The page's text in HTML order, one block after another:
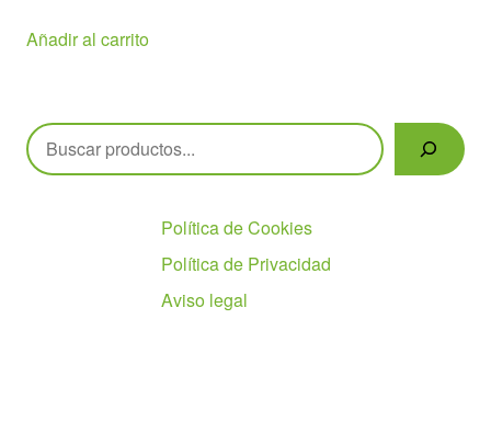
Añadir al carrito
Buscar
Política de Cookies
Política de Privacidad
Aviso legal